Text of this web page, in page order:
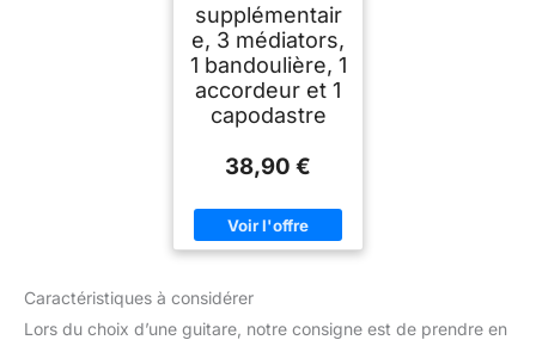
supplémentair
e, 3 médiators,
1 bandoulière, 1
accordeur et 1
capodastre
38,90 €
Caractéristiques à considérer
Lors du choix d’une guitare, notre consigne est de prendre en